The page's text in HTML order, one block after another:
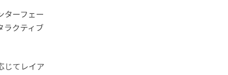
ターフェー
ラクティブ
じてレイア